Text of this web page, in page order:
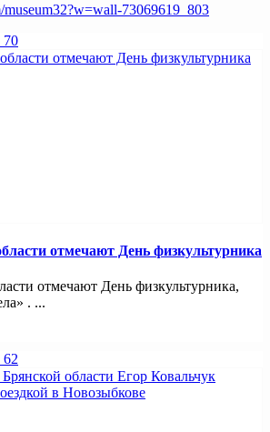
museum32?w=wall-73069619_803
70
отмечают День физкультурника
отмечают День физкультурника,
. ...
62